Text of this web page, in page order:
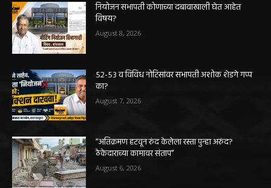
नियोजन सभापती कोणाच्या दबावाखाली घेत आहेत
विषय?
August 8, 2026
५२-५३ व विविध नोटिसांवर सभापती अशोक शेडगे गप्प
का?
August 7, 2026
“अतिक्रमण हटवून रुंद केलेला रस्ता पुन्हा अरुंद?
ठेकेदाराच्या कामावर संताप”
August 6, 2026